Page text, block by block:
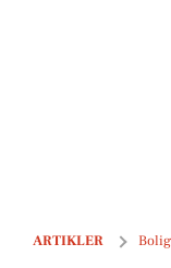
ARTIKLER
For 8.995.000 kr